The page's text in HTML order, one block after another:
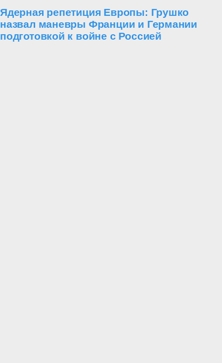
Ядерная репетиция Европы: Грушко
назвал маневры Франции и Германии
подготовкой к войне с Россией